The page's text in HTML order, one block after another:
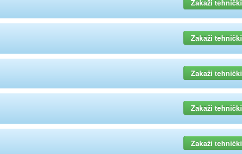
Zakaži tehnički
Zakaži tehnički
Zakaži tehnički
Zakaži tehnički
Zakaži tehnički